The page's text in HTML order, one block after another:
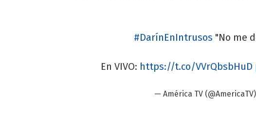
#DarínEnIntrusos "No me
En VIVO: https://t.co/VVrQbsbHuD
— América TV (@AmericaTV)